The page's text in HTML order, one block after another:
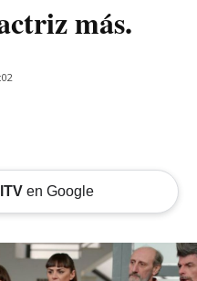
más.
en Google